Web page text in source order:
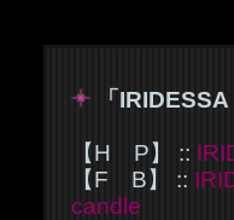
「
【H P】 ::
【F B】 ::
candle